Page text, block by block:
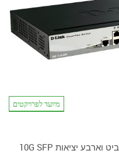
מיועד לפרויקטים